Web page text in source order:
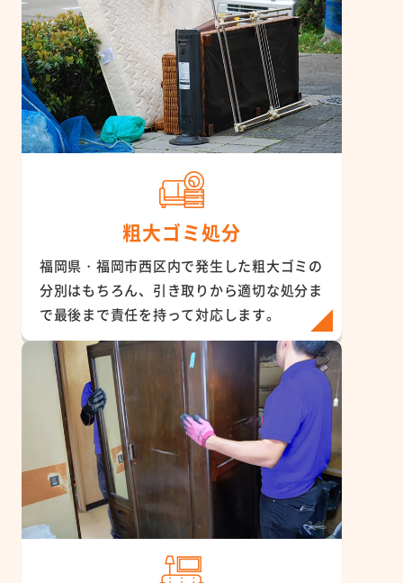
粗大ゴミ処分
福岡県・福岡市西区内で発生した粗大ゴミの
分別はもちろん、引き取りから適切な処分ま
で最後まで責任を持って対応します。